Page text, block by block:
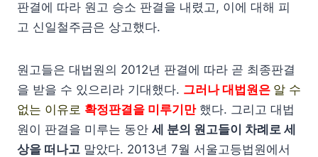
판결에 따라 원고 승소 판결을 내렸고, 이에 대해 피
고 신일철주금은 상고했다.
원고들은 대법원의 2012년 판결에 따라 곧 최종판결
을 받을 수 있으리라 기대했다. 그러나 대법원은 알 수
없는 이유로 확정판결을 미루기만했다. 그리고 대법
원이 판결을 미루는 동안 세 분의 원고들이 차례로 세
상을 떠나고 말았다. 2013년 7월 서울고등법원에서